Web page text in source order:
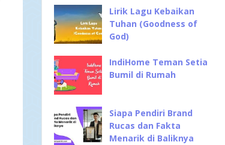
Lirik Lagu Kebaikan
Tuhan (Goodness of
God)
IndiHome Teman Setia
Bumil di Rumah
Siapa Pendiri Brand
Rucas dan Fakta
Menarik di Baliknya